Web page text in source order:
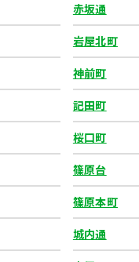
赤坂通
岩屋北町
神前町
記田町
桜口町
篠原台
篠原本町
城内通